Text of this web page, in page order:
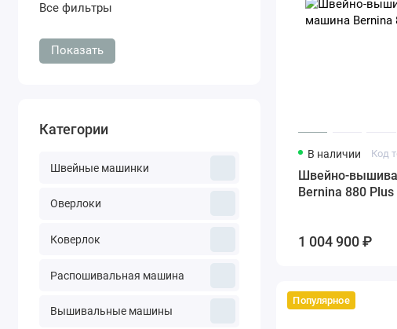
Все фильтры
Показать
Категории
Швейные машинки
Оверлоки
Коверлок
Распошивальная машина
Вышивальные машины
В наличии
Швейно-
Bernina 880 Plus
1 004 900 ₽
Популярное